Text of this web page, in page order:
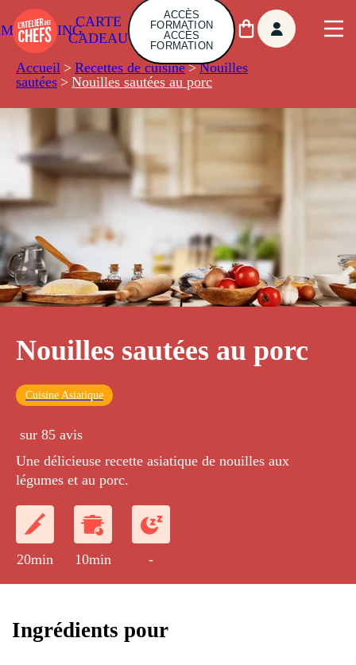
CARTE
CADEAU
ACCÈS
FORMATION
ACCÈS
FORMATION
Accueil > Recettes de cuisine > Nouilles
sautées > Nouilles sautées au porc
Nouilles sautées au porc
Cuisine Asiatique
sur 85 avis
Une délicieuse recette asiatique de nouilles aux
légumes et au porc.
20min 10min -
Ingrédients pour